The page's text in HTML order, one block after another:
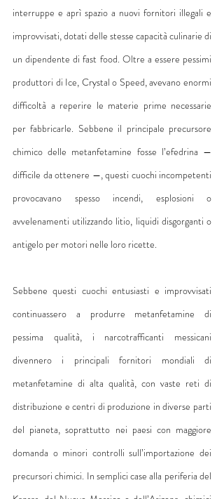
interruppe e aprì spazio a nuovi fornitori illegali e
improvvisati, dotati delle stesse capacità culinarie di
un dipendente di fast food. Oltre a essere pessimi
produttori di Ice, Crystal o Speed, avevano enormi
difficoltà a reperire le materie prime necessarie
per fabbricarle. Sebbene il principale precursore
chimico delle metanfetamine fosse l’efedrina —
difficile da ottenere —, questi cuochi incompetenti
provocavano spesso incendi, esplosioni o
avvelenamenti utilizzando litio, liquidi disgorganti o
antigelo per motori nelle loro ricette.
Sebbene questi cuochi entusiasti e improvvisati
continuassero a produrre metanfetamine di
pessima qualità, i narcotrafficanti messicani
divennero i principali fornitori mondiali di
metanfetamine di alta qualità, con vaste reti di
distribuzione e centri di produzione in diverse parti
del pianeta, soprattutto nei paesi con maggiore
domanda o minori controlli sull’importazione dei
precursori chimici. In semplici case alla periferia del